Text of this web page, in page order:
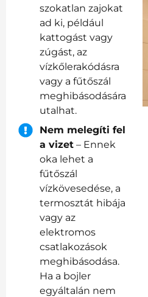
szokatlan zajokat
ad ki, például
kattogást vagy
zúgást, az
vízkőlerakódásra
vagy a fűtőszál
meghibásodására
utalhat.
Nem melegíti fel
a vizet – Ennek
oka lehet a
fűtőszál
vízkövesedése, a
termosztát hibája
vagy az
elektromos
csatlakozások
meghibásodása.
Ha a bojler
egyáltalán nem